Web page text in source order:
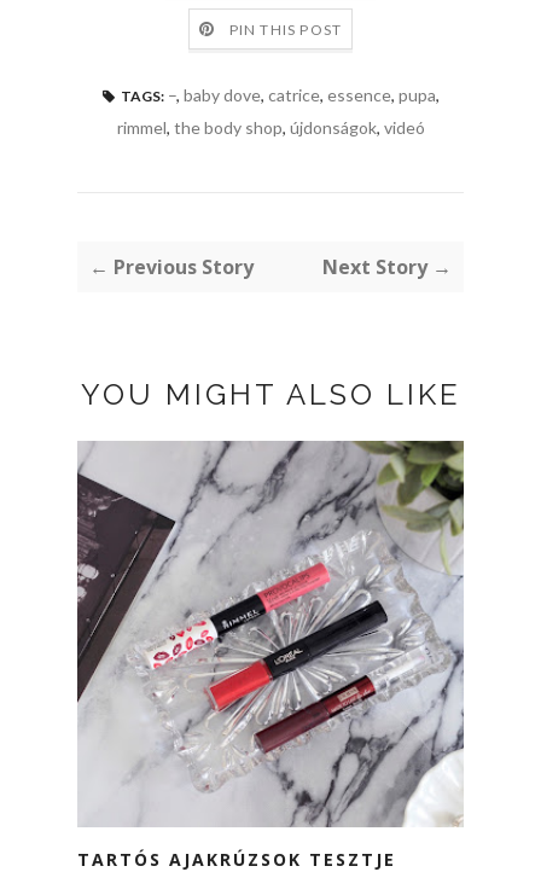
PIN THIS POST
TAGS: –, baby dove, catrice, essence, pupa,
rimmel, the body shop, újdonságok, videó
← Previous Story Next Story →
YOU MIGHT ALSO LIKE
TARTÓS AJAKRÚZSOK TESZTJE